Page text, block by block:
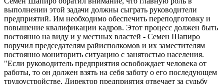
выполнении этой задачи должны сыграть руководители
предприятий. Им необходимо обеспечить переподготовку и
повышение квалификации кадров. Этот процесс должен быть
постоянно на виду и у местных властей - Семен Шапиро
поручил председателям райисполкомов и их заместителям
постоянно мониторить ситуацию с занятостью населения.
"Если руководитель предприятия освобождает человека от
работы, то он должен взять на себя заботу о его последующем
трудоустройстве. Директор предприятия отвечает за судьбу